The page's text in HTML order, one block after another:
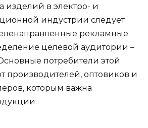
изделий в электро- и
индустрии следует
рекламные
целевой аудитории –
потребители этой
производителей, оптовиков и
которым важна